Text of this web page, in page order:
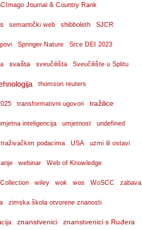
Journal & Country Rank
semantički web shibboleth SJCR
Springer Nature Srce DEI 2023
svašta sveučilišta Sveučilište u Splitu
thomson reuters
transformativni ugovori tražilice
inteligencija umjetnost undefined
podacima USA uzmi ili ostavi
webinar Web of Knowledge
wiley wok wos WoSCC zabava
zimska škola otvorene znanosti
znanstvenici znanstvenici s Ruđera